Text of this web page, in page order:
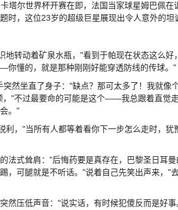
尔世界杯开赛在即，法国当家球星姆巴佩在
时，这位23岁的超级巨星展现出令人意外的坦
转动着矿泉水瓶，"看到于帕现在状态这么好
懂的，就是那种刚刚好能穿透防线的传球。"
坐直了身子："缺点？那可太多了！我就像
"不过最要命的可能是这个——我总跟着直觉
。"
，"当所有人都等着看你下一步怎么走时，犹
式耸肩："后悔药要是真存在，巴黎圣日耳曼
，可腿就是不听话。"说着自己先笑出声来，"
压低声音："说实话，有时候犯傻反而是好事